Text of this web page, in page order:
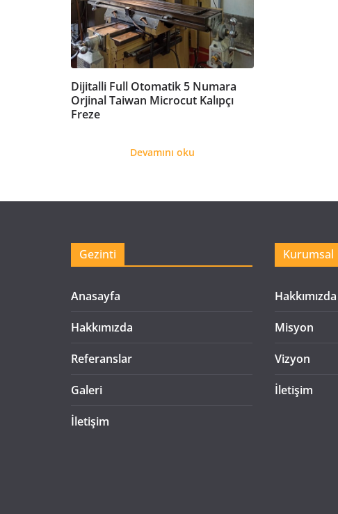
Dijitalli Full Otomatik 5 Numara
Orjinal Taiwan Microcut Kalıpçı
Freze
Devamını oku
Gezinti
Anasayfa
Hakkımızda
Referanslar
Galeri
İletişim
Kurumsal
Hakkımızda
Misyon
Vizyon
İletişim